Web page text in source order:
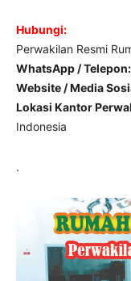
Hubungi:
Perwakilan Resmi
WhatsApp / Telepon:
Website / Media
Lokasi Kantor
Indonesia
.